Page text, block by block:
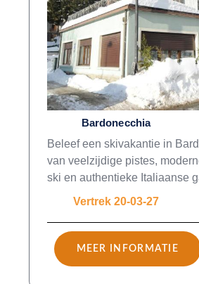
Bardonecchia
Beleef een skivakantie in
van veelzijdige pistes,
ski en authentieke Italiaanse
Vertrek 20-03-27
MEER INFORMATIE